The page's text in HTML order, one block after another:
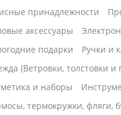
принадлежности
аксессуары
подарки
Ручки и
(Ветровки, толстовки и
и наборы
термокружки, фляги,